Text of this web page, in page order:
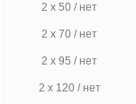
2 х 50 / нет
2 х 70 / нет
2 х 95 / нет
2 х 120 / нет